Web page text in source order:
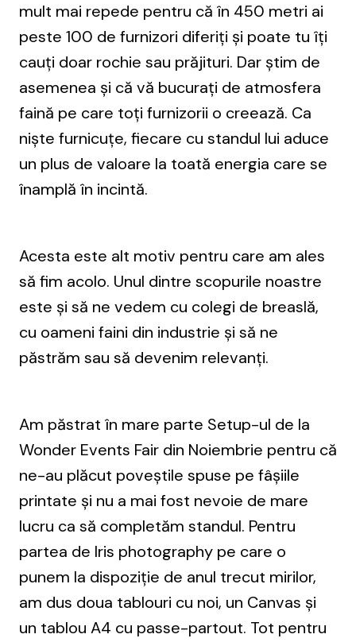
mult mai repede pentru că în 450 metri ai
peste 100 de furnizori diferiți și poate tu îți
cauți doar rochie sau prăjituri. Dar știm de
asemenea și că vă bucurați de atmosfera
faină pe care toți furnizorii o creează. Ca
niște furnicuțe, fiecare cu standul lui aduce
un plus de valoare la toată energia care se
înamplă în incintă.
Acesta este alt motiv pentru care am ales
să fim acolo. Unul dintre scopurile noastre
este și să ne vedem cu colegi de breaslă,
cu oameni faini din industrie și să ne
păstrăm sau să devenim relevanți.
Am păstrat în mare parte Setup-ul de la
Wonder Events Fair din Noiembrie pentru că
ne-au plăcut poveștile spuse pe fâșiile
printate și nu a mai fost nevoie de mare
lucru ca să completăm standul. Pentru
partea de Iris photography pe care o
punem la dispoziție de anul trecut mirilor,
am dus doua tablouri cu noi, un Canvas și
un tablou A4 cu passe-partout. Tot pentru